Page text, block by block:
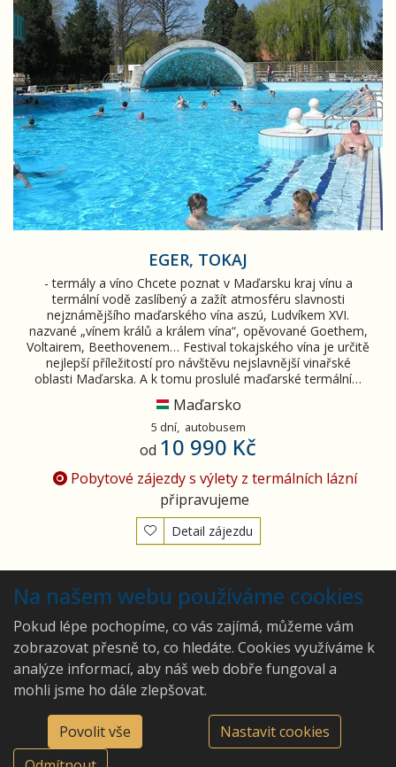
EGER, TOKAJ
- termály a víno Chcete poznat v Maďarsku kraj vínu a
termální vodě zaslíbený a zažít atmosféru slavnosti
nejznámějšího maďarského vína aszú, Ludvíkem XVI.
nazvané „vínem králů a králem vína“, opěvované Goethem,
Voltairem, Beethovenem… Festival tokajského vína je určitě
nejlepší příležitostí pro návštěvu nejslavnější vinařské
oblasti Maďarska. A k tomu proslulé maďarské termální…
Maďarsko
5 dní, autobusem
od 10 990 Kč
Pobytové zájezdy s výlety z termálních lázní
připravujeme
Detail zájezdu
Vyhledány2zájezdy
©2026 Ing. Hana Lepková -
CA Pivo a víno.cz
Ing. Hana Lepková - CA
Východní 546, 66424 Drásov
774548539
Na našem webu používáme cookies
Pokud lépe pochopíme, co vás zajímá, můžeme vám
zobrazovat přesně to, co hledáte. Cookies využíváme k
analýze informací, aby náš web dobře fungoval a
mohli jsme ho dále zlepšovat.
Povolit vše
Nastavit cookies